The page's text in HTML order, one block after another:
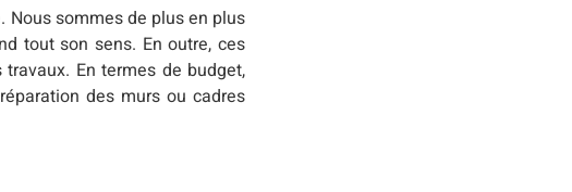
Nous sommes de plus en plus
tout son sens. En outre, ces
En termes de budget,
des murs ou cadres